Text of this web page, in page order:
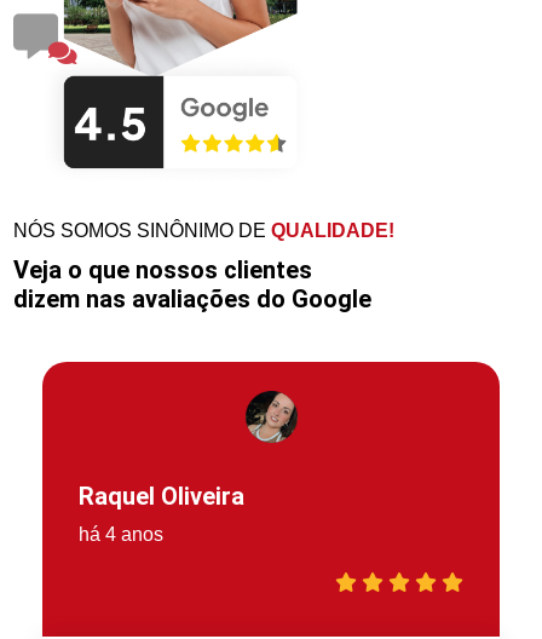
NÓS SOMOS SINÔNIMO DEQUALIDADE!
Veja o que nossos clientes
dizem nas avaliações do Google
Raquel Oliveira
há 4 anos